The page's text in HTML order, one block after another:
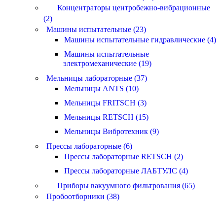
Концентраторы центробежно-вибрационные
(2)
Машины испытательные (23)
Машины испытательные гидравлические (4)
Машины испытательные
электромеханические (19)
Мельницы лабораторные (37)
Мельницы ANTS (10)
Мельницы FRITSCH (3)
Мельницы RETSCH (15)
Мельницы Вибротехник (9)
Прессы лабораторные (6)
Прессы лабораторные RETSCH (2)
Прессы лабораторные ЛАБТУЛС (4)
Приборы вакуумного фильтрования (65)
Пробоотборники (38)